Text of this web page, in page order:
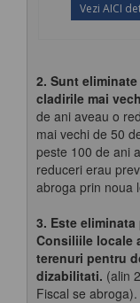
Vezi AICI
2. Sunt
cladirile mai
de ani aveau o
mai vechi de 50
peste 100 de ani
reduceri erau
abroga prin noua
3. Este
Consiliile locale
terenuri pentru
dizabilitati. (alin
Fiscal se abroga).